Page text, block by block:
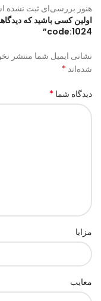
هنوز بررسی‌ای ثبت نشده
اولین کسی باشید که
code:1024”
نشانی ایمیل شما منتشر
شده‌اند *
دیدگاه شما *
مزایا
معایب